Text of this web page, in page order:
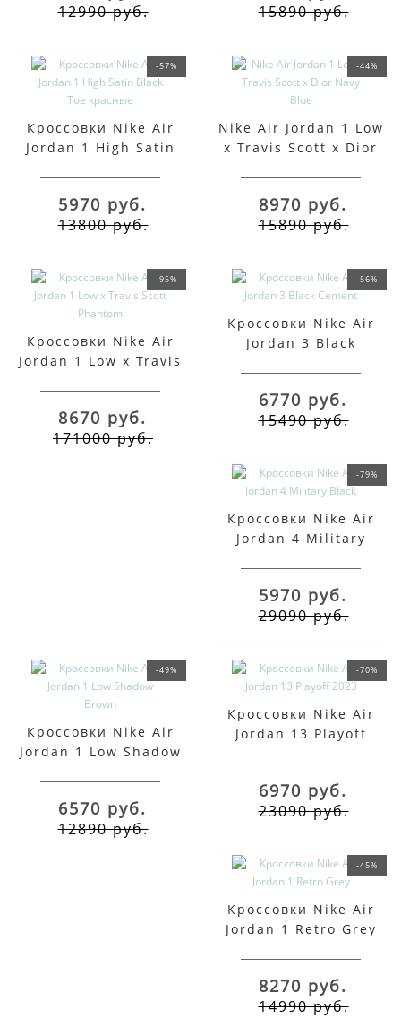
12990 руб. 15890 руб.
-57%
Кроссовки Nike Air
Jordan 1 High Satin
5970 руб.
13800 руб.
-44%
Nike Air Jordan 1 Low
x Travis Scott x Dior
8970 руб.
15890 руб.
-95%
Кроссовки Nike Air
Jordan 1 Low x Travis
8670 руб.
171000 руб.
-56%
Кроссовки Nike Air
Jordan 3 Black
6770 руб.
15490 руб.
-79%
Кроссовки Nike Air
Jordan 4 Military
5970 руб.
29090 руб.
-49%
Кроссовки Nike Air
Jordan 1 Low Shadow
6570 руб.
12890 руб.
-70%
Кроссовки Nike Air
Jordan 13 Playoff
6970 руб.
23090 руб.
-45%
Кроссовки Nike Air
Jordan 1 Retro Grey
8270 руб.
14990 руб.